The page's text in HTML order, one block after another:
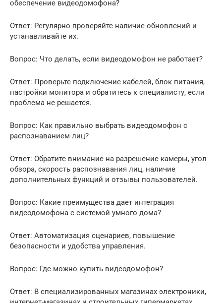
обеспечение видеодомофона?
Ответ: Регулярно проверяйте наличие обновлений и
устанавливайте их.
Вопрос: Что делать, если видеодомофон не работает?
Ответ: Проверьте подключение кабелей, блок питания,
настройки монитора и обратитесь к специалисту, если
проблема не решается.
Вопрос: Как правильно выбрать видеодомофон с
распознаванием лиц?
Ответ: Обратите внимание на разрешение камеры, угол
обзора, скорость распознавания лиц, наличие
дополнительных функций и отзывы пользователей.
Вопрос: Какие преимущества дает интеграция
видеодомофона с системой умного дома?
Ответ: Автоматизация сценариев, повышение
безопасности и удобства управления.
Вопрос: Где можно купить видеодомофон?
Ответ: В специализированных магазинах электроники,